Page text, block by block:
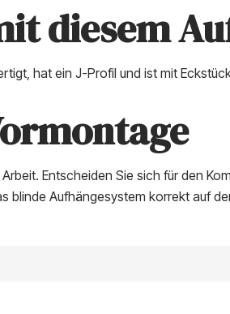
diesem
hat ein J-Profil und ist mit
Entscheiden Sie sich für den
blinde Aufhängesystem korrekt auf